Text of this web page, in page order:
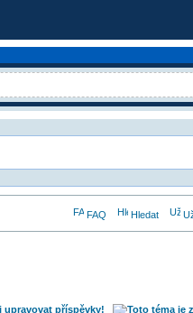
FAQ Hledat